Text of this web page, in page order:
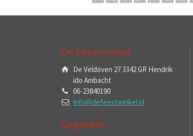
De Feestwinkel
De Veldoven 27 3342 GR Hendrik
ido Ambacht
06-23840190
info@defeestwinkel.nl
Gegevens